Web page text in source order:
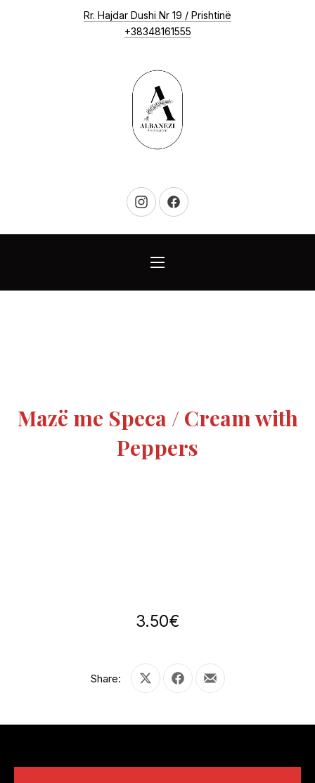
Rr. Hajdar Dushi Nr 19 / Prishtinë
+38348161555
New WindowNew Window
NAVIGATION
Mazë me Speca / Cream with
Peppers
3.50€
Share: Share on XShare on Facebook
Share by Email